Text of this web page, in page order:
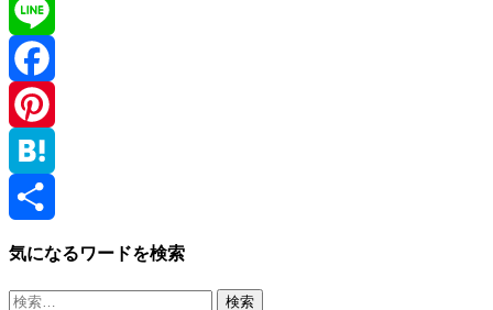
Twitter
Line
Facebook
Pinterest
Hatena
共
有
気になるワードを検索
検